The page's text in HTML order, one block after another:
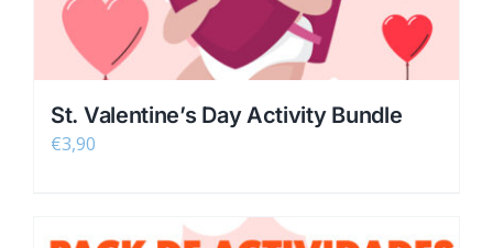
St. Valentine’s Day Activity Bundle
€3,90